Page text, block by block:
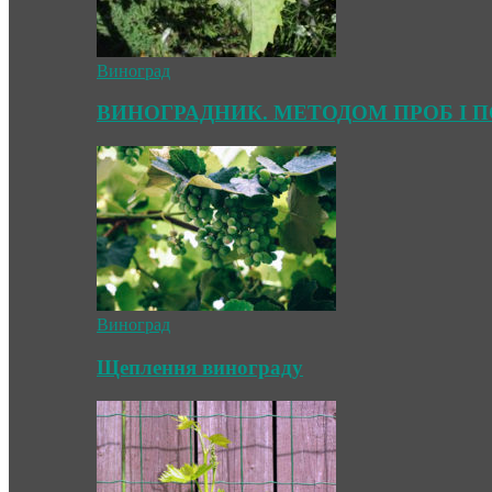
Виноград
ВИНОГРАДНИК. МЕТОДОМ ПРОБ І
Виноград
Щеплення винограду